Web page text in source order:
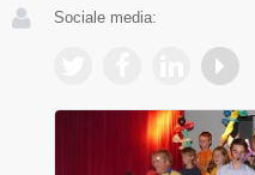
Sociale media: